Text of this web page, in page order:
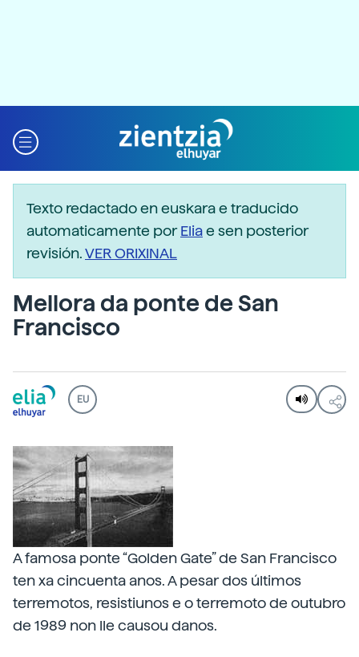
Texto redactado en euskara e traducido
automaticamente porEliae sen posterior
revisión.VER ORIXINAL
Mellora da ponte de San
Francisco
EU
A famosa ponte “Golden Gate” de San Francisco
ten xa cincuenta anos. A pesar dos últimos
terremotos, resistiunos e o terremoto de outubro
de 1989 non lle causou danos.